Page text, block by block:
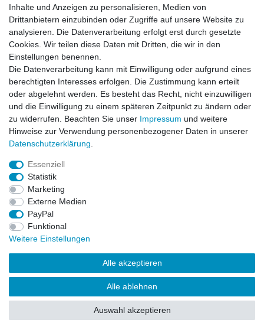
E-MAIL **
Newsletter
Honig
Hiermit bestätige ich, dass ich die
Einwilligung kann ich jederzeit widerrufen.**
Abonnieren
** Hierbei handelt es sich um ein Pflichtfeld.
© Copyright 2026 | Alle Rechte vorbehalten.
Inhalte und Anzeigen zu personalisieren, Medien von
Drittanbietern einzubinden oder Zugriffe auf unsere Website zu
analysieren. Die Datenverarbeitung erfolgt erst durch gesetzte
Cookies. Wir teilen diese Daten mit Dritten, die wir in den
Einstellungen benennen.
Die Datenverarbeitung kann mit Einwilligung oder aufgrund eines
berechtigten Interesses erfolgen. Die Zustimmung kann erteilt
oder abgelehnt werden. Es besteht das Recht, nicht einzuwilligen
und die Einwilligung zu einem späteren Zeitpunkt zu ändern oder
zu widerrufen. Beachten Sie unser Impressum und weitere
Hinweise zur Verwendung personenbezogener Daten in unserer
Daten­schutz­erklärung
Essenziell
Statistik
Marketing
Externe Medien
PayPal
Funktional
Weitere Einstellungen
Alle akzeptieren
Alle ablehnen
Auswahl akzeptieren